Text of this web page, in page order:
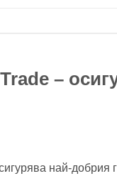
–
най-добрия